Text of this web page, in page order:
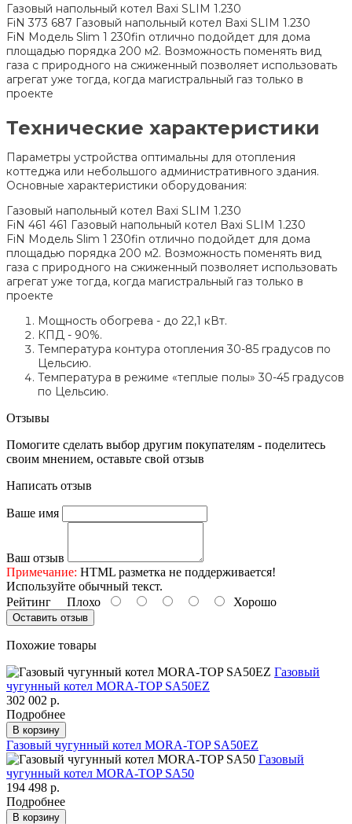
Газовый напольный котел Baxi SLIM 1.230
FiN 373 687 Газовый напольный котел Baxi SLIM 1.230
FiN Модель Slim 1 230fin отлично подойдет для дома
площадью порядка 200 м2. Возможность поменять вид
газа с природного на сжиженный позволяет использовать
агрегат уже тогда, когда магистральный газ только в
проекте
Технические характеристики
Параметры устройства оптимальны для отопления
коттеджа или небольшого административного здания.
Основные характеристики оборудования:
Газовый напольный котел Baxi SLIM 1.230
FiN 461 461 Газовый напольный котел Baxi SLIM 1.230
FiN Модель Slim 1 230fin отлично подойдет для дома
площадью порядка 200 м2. Возможность поменять вид
газа с природного на сжиженный позволяет использовать
агрегат уже тогда, когда магистральный газ только в
проекте
Мощность обогрева - до 22,1 кВт.
КПД - 90%.
Температура контура отопления 30-85 градусов по
Цельсию.
Температура в режиме «теплые полы» 30-45 градусов
по Цельсию.
Отзывы
Помогите сделать выбор другим покупателям - поделитесь
своим мнением, оставьте свой отзыв
Написать отзыв
Ваше имя
Ваш отзыв
Примечание: HTML разметка не поддерживается!
Используйте обычный текст.
Рейтинг Плохо Хорошо
Оставить отзыв
Похожие товары
Газовый
чугунный котел MORA-TOP SA50EZ
302 002 р.
Подробнее
В корзину
Газовый чугунный котел MORA-TOP SA50EZ
Газовый
чугунный котел MORA-TOP SA50
194 498 р.
Подробнее
В корзину